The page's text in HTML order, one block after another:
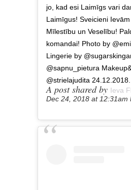
jo, kad esi Laimīgs vari
Laimīgus! Sveicieni
Mīlestību un Veselību!
komandai! Photo by
Lingerie by
@sapnu_pietura
@strielajudita 24.12.2018.
A post shared by Ieva
Dec 24, 2018 at 12:31am